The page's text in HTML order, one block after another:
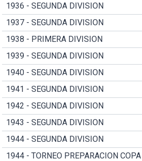
1936 - SEGUNDA DIVISION
1937 - SEGUNDA DIVISION
1938 - PRIMERA DIVISION
1939 - SEGUNDA DIVISION
1940 - SEGUNDA DIVISION
1941 - SEGUNDA DIVISION
1942 - SEGUNDA DIVISION
1943 - SEGUNDA DIVISION
1944 - SEGUNDA DIVISION
1944 - TORNEO PREPARACION